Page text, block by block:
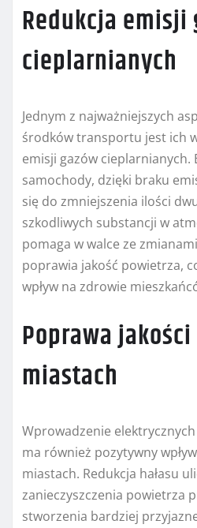
Redukcja emisji
cieplarnianych
Jednym z najważniejszych
środków transportu jest ich
emisji gazów cieplarnianych.
samochody, dzięki braku
się do zmniejszenia ilości
szkodliwych substancji w
pomaga w walce ze
poprawia jakość powietrza,
wpływ na zdrowie
Poprawa
miastach
Wprowadzenie
ma również pozytywny
miastach. Redukcja hałasu
zanieczyszczenia powietrza
stworzenia bardziej